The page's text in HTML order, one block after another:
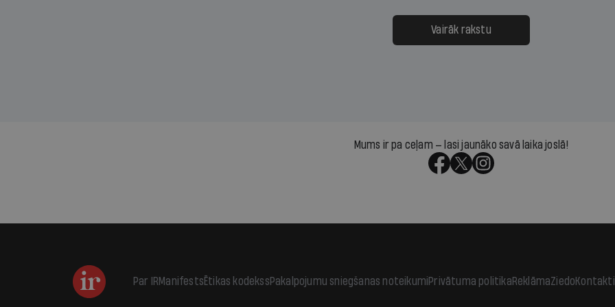
samaksāt augstos procentus,
kas jāpārskaita jau trīs dienas
pirms nākamās sapulces
uzcītīga darba, mammas
atbalsts un drosme
meteovērojumus arī tad,
Vairāk rakstu
Mums ir pa ceļam — lasi jaunāko savā laika joslā!
Par IRManifestsĒtikas kodekssPakalpojumu sniegšanas noteikumiPrivātuma politikaReklāmaZiedoKontakti